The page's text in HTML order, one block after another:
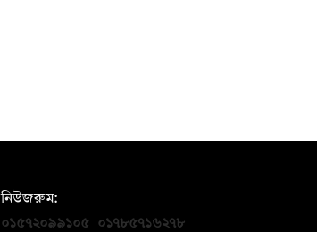
নিউজরুম:
০১৫৭২০৯৯১০৫
০১৭৮৫৭১৬২৭৮